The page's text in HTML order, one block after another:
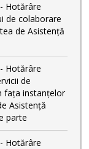
Hotărâre
de colaborare
de Asistență
Hotărâre
de
fața instanțelor
Asistență
parte
Hotărâre